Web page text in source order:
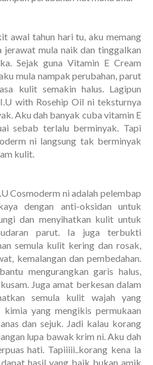
awal tahun hari tu, aku memang
jerawat mula naik dan tinggalkan
Sejak guna Vitamin E Cream
mula nampak perubahan, parut
kulit semakin halus. Lagipun
with Rosehip Oil ni teksturnya
Aku dah banyak cuba vitamin E
sebab terlalu berminyak. Tapi
ni langsung tak berminyak
kulit.
Cosmoderm ni adalah pelembap
dengan anti-oksidan untuk
dan menyihatkan kulit untuk
parut. Ia juga terbukti
semula kulit kering dan rosak,
kemalangan dan pembedahan.
mengurangkan garis halus,
Juga amat berkesan dalam
semula kulit wajah yang
yang mengikis permukaan
dan sejuk. Jadi kalau korang
lupa bawak krim ni. Aku dah
hati. Tapiiiii..korang kena la
hasil yang baik bukan amik